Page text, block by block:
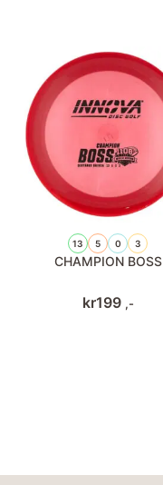
13 5 0 3
CHAMPION BOSS
kr199 ,-